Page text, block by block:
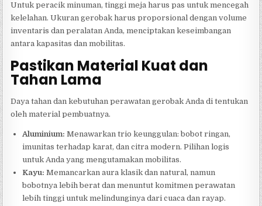
Untuk peracik minuman, tinggi meja harus pas untuk mencegah
kelelahan. Ukuran gerobak harus proporsional dengan volume
inventaris dan peralatan Anda, menciptakan keseimbangan
antara kapasitas dan mobilitas.
Pastikan Material Kuat dan
Tahan Lama
Daya tahan dan kebutuhan perawatan gerobak Anda di tentukan
oleh material pembuatnya.
Aluminium: Menawarkan trio keunggulan: bobot ringan,
imunitas terhadap karat, dan citra modern. Pilihan logis
untuk Anda yang mengutamakan mobilitas.
Kayu: Memancarkan aura klasik dan natural, namun
bobotnya lebih berat dan menuntut komitmen perawatan
lebih tinggi untuk melindunginya dari cuaca dan rayap.